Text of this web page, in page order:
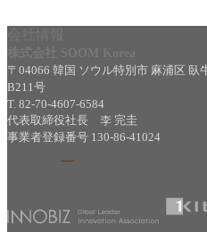
〒04066 韓国 ソウル特別市 麻浦区
B211号
T. 82-70-4607-6584
代表取締役社長 李 完圭
事業者登録番号 130-86-41024